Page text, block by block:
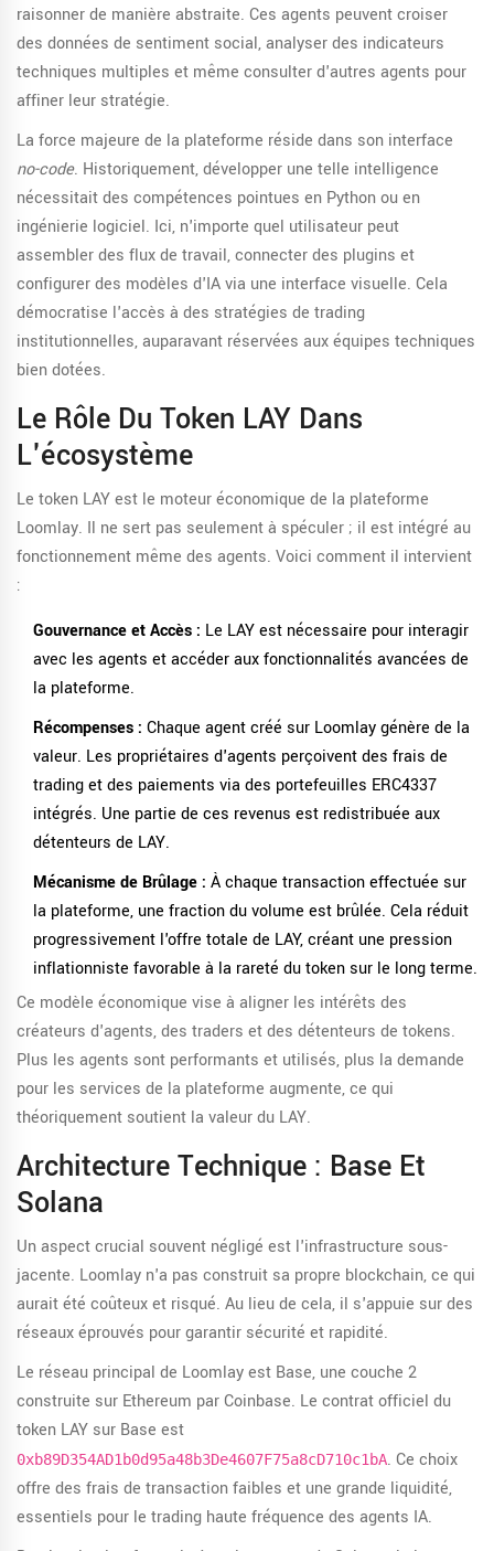
raisonner de manière abstraite. Ces agents peuvent croiser
des données de sentiment social, analyser des indicateurs
techniques multiples et même consulter d'autres agents pour
affiner leur stratégie.
La force majeure de la plateforme réside dans son interface
no-code. Historiquement, développer une telle intelligence
nécessitait des compétences pointues en Python ou en
ingénierie logiciel. Ici, n'importe quel utilisateur peut
assembler des flux de travail, connecter des plugins et
configurer des modèles d'IA via une interface visuelle. Cela
démocratise l'accès à des stratégies de trading
institutionnelles, auparavant réservées aux équipes techniques
bien dotées.
Le Rôle Du Token LAY Dans
L'écosystème
Le token LAYest le moteur économique de la plateforme
Loomlay. Il ne sert pas seulement à spéculer ; il est intégré au
fonctionnement même des agents. Voici comment il intervient
:
Gouvernance et Accès : Le LAY est nécessaire pour interagir
avec les agents et accéder aux fonctionnalités avancées de
la plateforme.
Récompenses : Chaque agent créé sur Loomlay génère de la
valeur. Les propriétaires d'agents perçoivent des frais de
trading et des paiements via des portefeuilles ERC4337
intégrés. Une partie de ces revenus est redistribuée aux
détenteurs de LAY.
Mécanisme de Brûlage : À chaque transaction effectuée sur
la plateforme, une fraction du volume est brûlée. Cela réduit
progressivement l'offre totale de LAY, créant une pression
inflationniste favorable à la rareté du token sur le long terme.
Ce modèle économique vise à aligner les intérêts des
créateurs d'agents, des traders et des détenteurs de tokens.
Plus les agents sont performants et utilisés, plus la demande
pour les services de la plateforme augmente, ce qui
théoriquement soutient la valeur du LAY.
Architecture Technique : Base Et
Solana
Un aspect crucial souvent négligé est l'infrastructure sous-
jacente. Loomlay n'a pas construit sa propre blockchain, ce qui
aurait été coûteux et risqué. Au lieu de cela, il s'appuie sur des
réseaux éprouvés pour garantir sécurité et rapidité.
Le réseau principal de Loomlay est Base, une couche 2
construite sur Ethereum par Coinbase. Le contrat officiel du
token LAY sur Base est
0xb89D354AD1b0d95a48b3De4607F75a8cD710c1bA. Ce choix
offre des frais de transaction faibles et une grande liquidité,
essentiels pour le trading haute fréquence des agents IA.